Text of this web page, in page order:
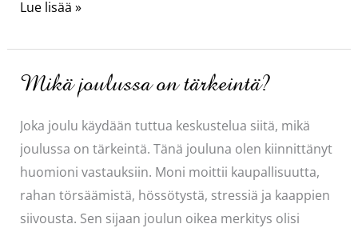
Livekalaa
voita
mikään!
Lue lisää »
Mikä joulussa on tärkeintä?
Joka joulu käydään tuttua keskustelua siitä, mikä
joulussa on tärkeintä. Tänä jouluna olen kiinnittänyt
huomioni vastauksiin. Moni moittii kaupallisuutta,
rahan törsäämistä, hössötystä, stressiä ja kaappien
siivousta. Sen sijaan joulun oikea merkitys olisi